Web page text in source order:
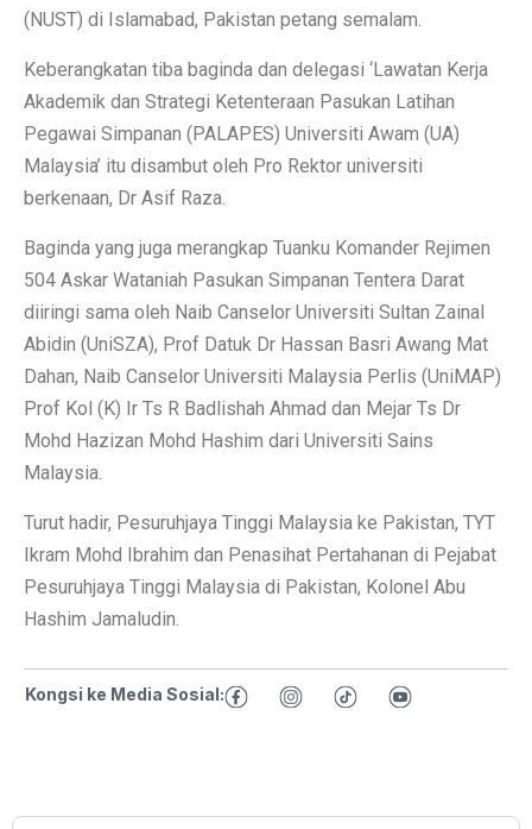
(NUST) di Islamabad, Pakistan petang semalam.
Keberangkatan tiba baginda dan delegasi ‘Lawatan Kerja
Akademik dan Strategi Ketenteraan Pasukan Latihan
Pegawai Simpanan (PALAPES) Universiti Awam (UA)
Malaysia’ itu disambut oleh Pro Rektor universiti
berkenaan, Dr Asif Raza.
Baginda yang juga merangkap Tuanku Komander Rejimen
504 Askar Wataniah Pasukan Simpanan Tentera Darat
diiringi sama oleh Naib Canselor Universiti Sultan Zainal
Abidin (UniSZA), Prof Datuk Dr Hassan Basri Awang Mat
Dahan, Naib Canselor Universiti Malaysia Perlis (UniMAP)
Prof Kol (K) Ir Ts R Badlishah Ahmad dan Mejar Ts Dr
Mohd Hazizan Mohd Hashim dari Universiti Sains
Malaysia.
Turut hadir, Pesuruhjaya Tinggi Malaysia ke Pakistan, TYT
Ikram Mohd Ibrahim dan Penasihat Pertahanan di Pejabat
Pesuruhjaya Tinggi Malaysia di Pakistan, Kolonel Abu
Hashim Jamaludin.
Kongsi ke Media Sosial: